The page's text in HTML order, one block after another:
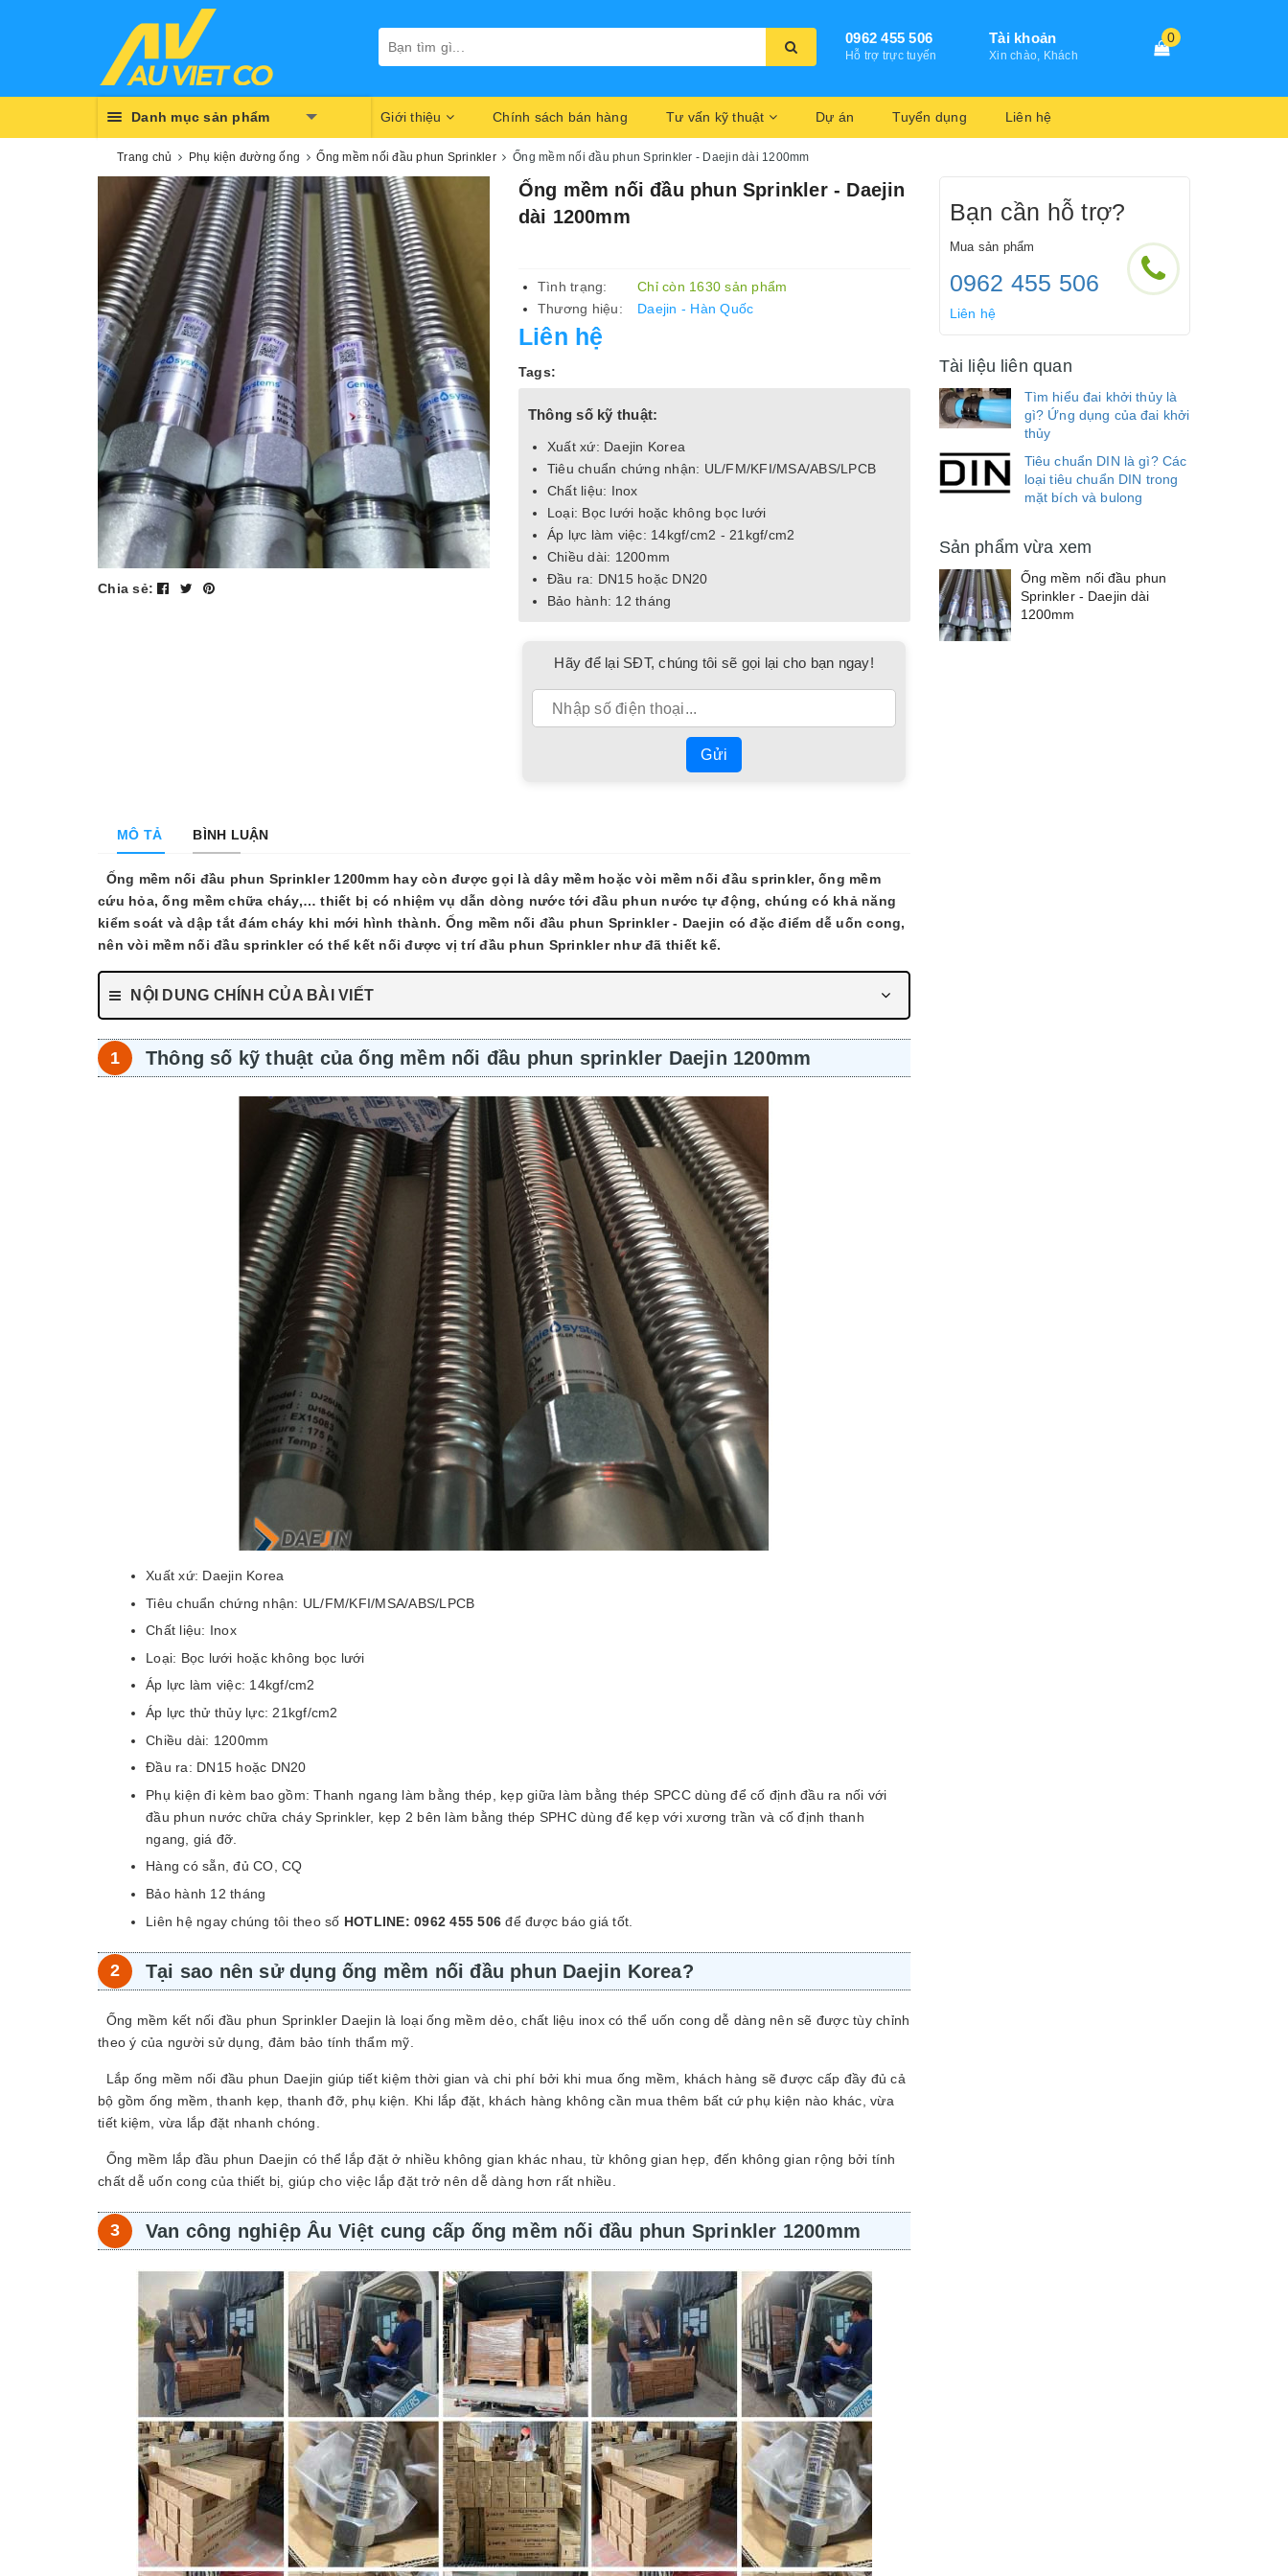
0962 455 506
Hỗ trợ trực tuyến
Tài khoản
Xin chào, Khách
0
Danh mục sản phẩm Giới thiệu Chính sách bán hàng Tư vấn kỹ thuật Dự án Tuyển dụng Liên hệ
Trang chủ Phụ kiện đường ống Ống mềm nối đầu phun Sprinkler Ống mềm nối đầu phun Sprinkler - Daejin dài 1200mm
Chia sẻ:
Ống mềm nối đầu phun Sprinkler - Daejin
dài 1200mm
Tình trạng:
Chỉ còn 1630 sản phẩm
Thương hiệu:
Daejin - Hàn Quốc
Liên hệ
Tags:
Thông số kỹ thuật:
Xuất xứ: Daejin Korea
Tiêu chuẩn chứng nhận: UL/FM/KFI/MSA/ABS/LPCB
Chất liệu: Inox
Loại: Bọc lưới hoặc không bọc lưới
Áp lực làm việc: 14kgf/cm2 - 21kgf/cm2
Chiều dài: 1200mm
Đầu ra: DN15 hoặc DN20
Bảo hành: 12 tháng
Hãy để lại SĐT, chúng tôi sẽ gọi lại cho bạn ngay!
Gửi
MÔ TẢ BÌNH LUẬN
Ống mềm nối đầu phun Sprinkler 1200mm hay còn được gọi là dây mềm hoặc vòi mềm nối đầu sprinkler, ống mềm
cứu hỏa, ống mềm chữa cháy,… thiết bị có nhiệm vụ dẫn dòng nước tới đầu phun nước tự động, chúng có khả năng
kiểm soát và dập tắt đám cháy khi mới hình thành. Ống mềm nối đầu phun Sprinkler - Daejin có đặc điểm dễ uốn cong,
nên vòi mềm nối đầu sprinkler có thể kết nối được vị trí đầu phun Sprinkler như đã thiết kế.
NỘI DUNG CHÍNH CỦA BÀI VIẾT
Thông số kỹ thuật của ống mềm nối đầu phun sprinkler Daejin 1200mm
Xuất xứ: Daejin Korea
Tiêu chuẩn chứng nhận: UL/FM/KFI/MSA/ABS/LPCB
Chất liệu: Inox
Loại: Bọc lưới hoặc không bọc lưới
Áp lực làm việc: 14kgf/cm2
Áp lực thử thủy lực: 21kgf/cm2
Chiều dài: 1200mm
Đầu ra: DN15 hoặc DN20
Phụ kiện đi kèm bao gồm: Thanh ngang làm bằng thép, kẹp giữa làm bằng thép SPCC dùng để cố định đầu ra nối với
đầu phun nước chữa cháy Sprinkler, kẹp 2 bên làm bằng thép SPHC dùng để kẹp với xương trần và cố định thanh
ngang, giá đỡ.
Hàng có sẵn, đủ CO, CQ
Bảo hành 12 tháng
Liên hệ ngay chúng tôi theo số HOTLINE: 0962 455 506 để được báo giá tốt.
Tại sao nên sử dụng ống mềm nối đầu phun Daejin Korea?
Ống mềm kết nối đầu phun Sprinkler Daejin là loại ống mềm dẻo, chất liệu inox có thể uốn cong dễ dàng nên sẽ được tùy chỉnh
theo ý của người sử dụng, đảm bảo tính thẩm mỹ.
Lắp ống mềm nối đầu phun Daejin giúp tiết kiệm thời gian và chi phí bởi khi mua ống mềm, khách hàng sẽ được cấp đầy đủ cả
bộ gồm ống mềm, thanh kẹp, thanh đỡ, phụ kiện. Khi lắp đặt, khách hàng không cần mua thêm bất cứ phụ kiện nào khác, vừa
tiết kiệm, vừa lắp đặt nhanh chóng.
Ống mềm lắp đầu phun Daejin có thể lắp đặt ở nhiều không gian khác nhau, từ không gian hẹp, đến không gian rộng bởi tính
chất dễ uốn cong của thiết bị, giúp cho việc lắp đặt trở nên dễ dàng hơn rất nhiều.
Van công nghiệp Âu Việt cung cấp ống mềm nối đầu phun Sprinkler 1200mm
Bạn cần hỗ trợ?
Mua sản phẩm
0962 455 506
Liên hệ
Tài liệu liên quan
Tìm hiểu đai khởi thủy là
gì? Ứng dụng của đai khởi
thủy
Tiêu chuẩn DIN là gì? Các
loại tiêu chuẩn DIN trong
mặt bích và bulong
Sản phẩm vừa xem
Ống mềm nối đầu phun
Sprinkler - Daejin dài
1200mm